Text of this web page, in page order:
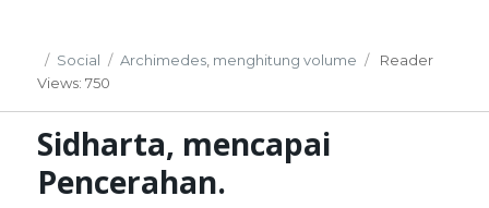
Posted
on
Categories
Social Tags
Archimedes, menghitung volume
Reader
Views: 750
Sidharta, mencapai
Pencerahan.